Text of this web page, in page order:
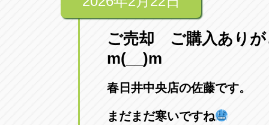
アップル
0586-28-
0568-85-
アップル一宮22号店
愛知県一宮市朝日3-4-12
愛知県春日井市八田町2-1-16
ご売却 ご購入あり
m(__)m
春日井中央店の佐藤です。
まだまだ寒いですね